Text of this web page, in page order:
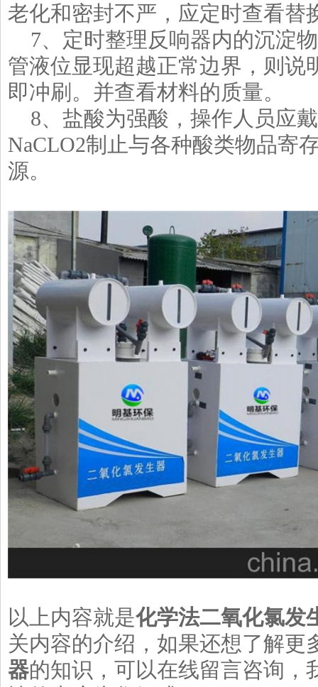
老化和密封不严，应定时查看替
7、定时整理反响器内的沉淀
管液位显现超越正常边界，则说
即冲刷。并查看材料的质量。
8、盐酸为强酸，操作人员应
NaCLO2制止与各种酸类物品寄
源。
以上内容就是化学法二氧化氯发
关内容的介绍，如果还想了解更
器的知识，可以在线留言咨询，